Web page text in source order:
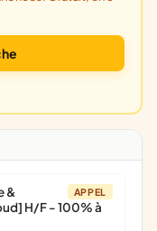
APPEL
&
H/F - 100% à